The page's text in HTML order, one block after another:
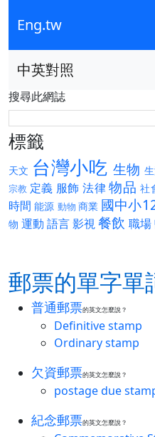
Eng.tw
中英對照
搜尋此網誌
標籤
天文 台灣小吃 生物
宗教 定義 服飾 法律物品 社
時間 能源 動物 商業 國中小
物 運動 語言影視餐飲 職場
郵票的單字單
普通郵票的英文怎麼說？
Definitive stamp
Ordinary stamp
欠資郵票的英文怎麼說？
postage due
紀念郵票的英文怎麼說？